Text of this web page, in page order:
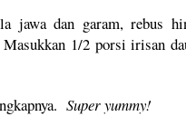
jawa dan garam, rebus
1/2 porsi irisan
Super yummy!